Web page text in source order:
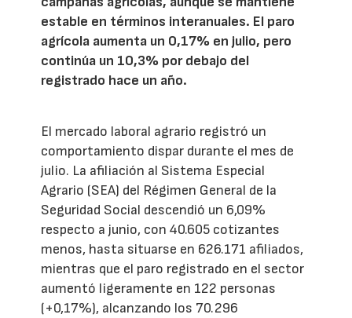
estable en términos interanuales. El paro
agrícola aumenta un 0,17% en julio, pero
continúa un 10,3% por debajo del
registrado hace un año.
El mercado laboral agrario registró un
comportamiento dispar durante el mes de
julio. La afiliación al Sistema Especial
Agrario (SEA) del Régimen General de la
Seguridad Social descendió un 6,09%
respecto a junio, con 40.605 cotizantes
menos, hasta situarse en 626.171 afiliados,
mientras que el paro registrado en el sector
aumentó ligeramente en 122 personas
(+0,17%), alcanzando los 70.296